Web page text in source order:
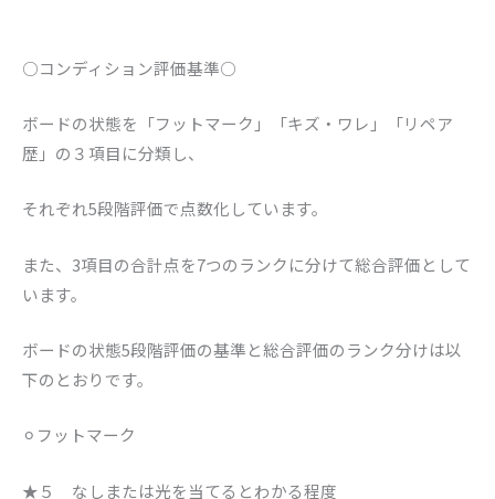
○コンディション評価基準○
ボードの状態を「フットマーク」「キズ・ワレ」「リペア
歴」の３項目に分類し、
それぞれ5段階評価で点数化しています。
また、3項目の合計点を7つのランクに分けて総合評価として
います。
ボードの状態5段階評価の基準と総合評価のランク分けは以
下のとおりです。
⚪︎フットマーク
★５ なしまたは光を当てるとわかる程度